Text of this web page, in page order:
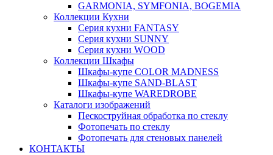
GARMONIA, SYMFONIA, BOGEMIA
Коллекции Кухни
Серия кухни FANTASY
Серия кухни SUNNY
Серия кухни WOOD
Коллекции Шкафы
Шкафы-купе COLOR MADNESS
Шкафы-купе SAND-BLAST
Шкафы-купе WAREDROBE
Каталоги изображений
Пескоструйная обработка по стеклу
Фотопечать по стеклу
Фотопечать для стеновых панелей
КОНТАКТЫ